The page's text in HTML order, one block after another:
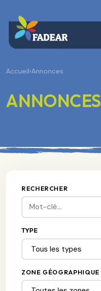
Accueil›Annonces
ANNONCES
RECHERCHER
TYPE
ZONE GÉOGRAPHIQUE